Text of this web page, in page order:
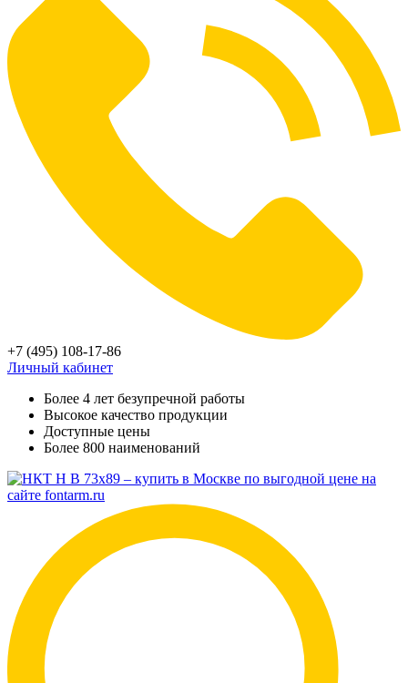
+7 (495) 108-17-86
Личный кабинет
Более 4 лет безупречной работы
Высокое качество продукции
Доступные цены
Более 800 наименований